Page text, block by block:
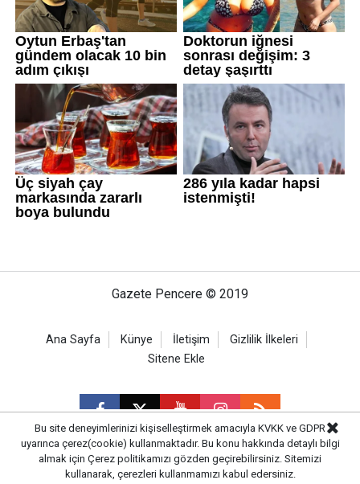
Gazete Pencere © 2019
Ana Sayfa Künye İletişim
Gizlilik İlkeleri
Sitene Ekle
CM Bilişim
Bu site deneyimlerinizi kişiselleştirmek amacıyla KVKK ve GDPR
uyarınca çerez(cookie) kullanmaktadır. Bu konu hakkında detaylı bilgi
almak için Çerez politikamızı gözden geçirebilirsiniz. Sitemizi
kullanarak, çerezleri kullanmamızı kabul edersiniz.